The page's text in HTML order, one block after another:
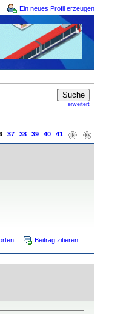
Ein neues Profil erzeugen
erweitert
37 38 39 40 41
Beitrag zitieren